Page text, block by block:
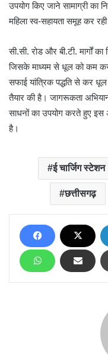
उपयोग किए जाने सामाग्री का
महिला स्व-सहायता समूह कर
सी.सी. रोड और बी.टी. मार्गों
जिसके माध्यम से धूल को कम
सफाई यांत्रिक पद्धति से कर
तैयार की है। जागरूकता
साधनों का उपयोग करते हुए इस
है।
ई चार्जिग स्टेशन
छत्तीसगढ़